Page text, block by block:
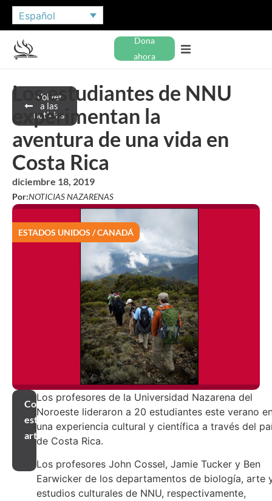
Español
Dona
ahora
Volver
a las
noticias
Los estudiantes de NNU
experimentan la
aventura de una vida en
Costa Rica
diciembre 18, 2019
Por:NOTICIAS NAZARENAS
ESTADOS UNIDOS / CANADÁ
Compartir
este
artículo
Los profesores de la Universidad Nazarena del
Noroeste lideraron a 20 estudiantes este verano
una experiencia cultural y científica a través del
de Costa Rica.
Los profesores John Cossel, Jamie Tucker y Ben
Earwicker de los departamentos de biología, arte
estudios culturales de NNU, respectivamente,